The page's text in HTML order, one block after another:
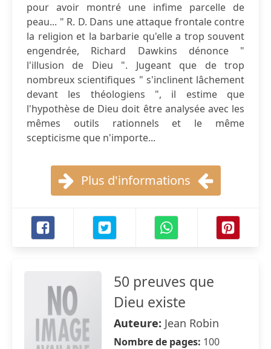
pour avoir montré une infime parcelle de
peau... " R. D. Dans une attaque frontale contre
la religion et la barbarie qu'elle a trop souvent
engendrée, Richard Dawkins dénonce "
l'illusion de Dieu ". Jugeant que de trop
nombreux scientifiques " s'inclinent lâchement
devant les théologiens ", il estime que
l'hypothèse de Dieu doit être analysée avec les
mêmes outils rationnels et le même
scepticisme que n'importe...
Plus d'informations
50 preuves que
Dieu existe
Auteure: Jean Robin
Nombre de pages: 100